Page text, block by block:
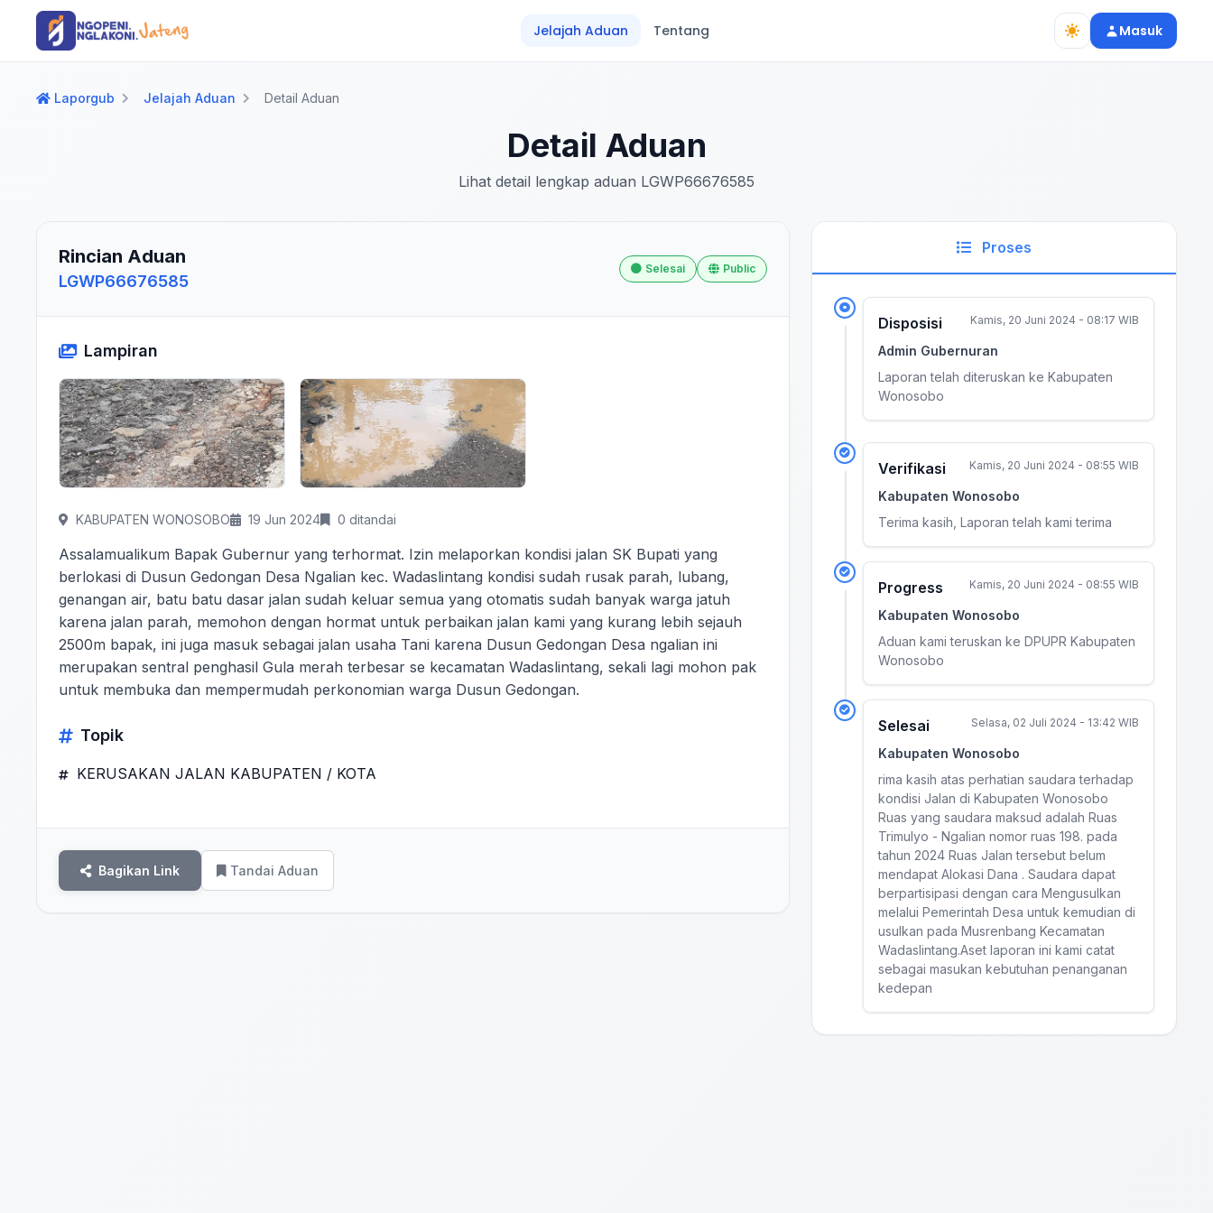
Langsung ke konten utama
Langsung ke navigasi
Jelajah Aduan
Tentang Masuk
Laporgub Jelajah Aduan Detail Aduan
Detail Aduan
Lihat detail lengkap aduan LGWP66676585
Rincian Aduan
LGWP66676585
Selesai Public
Lampiran
KABUPATEN WONOSOBO 19 Jun 2024 0 ditandai
Assalamualikum Bapak Gubernur yang terhormat. Izin melaporkan kondisi jalan SK Bupati yang
berlokasi di Dusun Gedongan Desa Ngalian kec. Wadaslintang kondisi sudah rusak parah, lubang,
genangan air, batu batu dasar jalan sudah keluar semua yang otomatis sudah banyak warga jatuh
karena jalan parah, memohon dengan hormat untuk perbaikan jalan kami yang kurang lebih sejauh
2500m bapak, ini juga masuk sebagai jalan usaha Tani karena Dusun Gedongan Desa ngalian ini
merupakan sentral penghasil Gula merah terbesar se kecamatan Wadaslintang, sekali lagi mohon pak
untuk membuka dan mempermudah perkonomian warga Dusun Gedongan.
Topik
KERUSAKAN JALAN KABUPATEN / KOTA
Bagikan Link Tandai Aduan
Proses
Disposisi Kamis, 20 Juni 2024 - 08:17 WIB
Admin Gubernuran
Laporan telah diteruskan ke Kabupaten
Wonosobo
Verifikasi Kamis, 20 Juni 2024 - 08:55 WIB
Kabupaten Wonosobo
Terima kasih, Laporan telah kami terima
Progress Kamis, 20 Juni 2024 - 08:55 WIB
Kabupaten Wonosobo
Aduan kami teruskan ke DPUPR Kabupaten
Wonosobo
Selesai Selasa, 02 Juli 2024 - 13:42 WIB
Kabupaten Wonosobo
rima kasih atas perhatian saudara terhadap
kondisi Jalan di Kabupaten Wonosobo
Ruas yang saudara maksud adalah Ruas
Trimulyo - Ngalian nomor ruas 198. pada
tahun 2024 Ruas Jalan tersebut belum
mendapat Alokasi Dana . Saudara dapat
berpartisipasi dengan cara Mengusulkan
melalui Pemerintah Desa untuk kemudian di
usulkan pada Musrenbang Kecamatan
Wadaslintang.Aset laporan ini kami catat
sebagai masukan kebutuhan penanganan
kedepan